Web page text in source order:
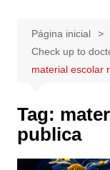
Página inicial
Check up to
material escolar
Tag:
publica